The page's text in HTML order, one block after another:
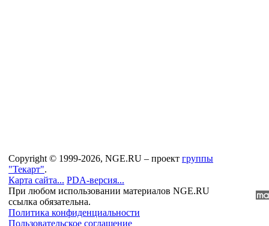
Copyright © 1999-2026, NGE.RU – проект группы
"Текарт".
Карта сайта... PDA-версия...
При любом использовании материалов NGE.RU
ссылка обязательна.
Политика конфиденциальности
Пользовательское соглашение